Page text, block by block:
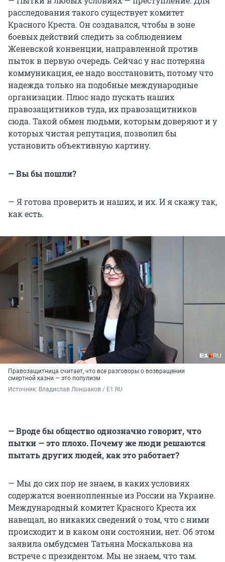
расследования такого существует комитет
Красного Креста. Он создавался, чтобы в зоне
боевых действий следить за соблюдением
Женевской конвенции, направленной против
пыток в первую очередь. Сейчас у нас потеряна
коммуникация, ее надо восстановить, потому что
надежда только на подобные международные
организации. Плюс надо пускать наших
правозащитников туда, их правозащитников
сюда. Такой обмен людьми, которым доверяют и у
которых чистая репутация, позволил бы
установить объективную картину.
— Вы бы пошли?
— Я готова проверить и наших, и их. И я скажу так,
как есть.
Правозащитница считает, что все разговоры о возвращении
смертной казни — это популизм
Источник: Владислав Лоншаков / E1.RU
— Вроде бы общество однозначно говорит, что
пытки — это плохо. Почему же люди решаются
пытать других людей, как это работает?
— Мы до сих пор не знаем, в каких условиях
содержатся военнопленные из России на Украине.
Международный комитет Красного Креста их
навещал, но никаких сведений о том, что с ними
происходит и в каком они состоянии, нет. Об этом
заявила омбудсмен Татьяна Москалькова на
встрече с президентом. Мы не знаем, что там.